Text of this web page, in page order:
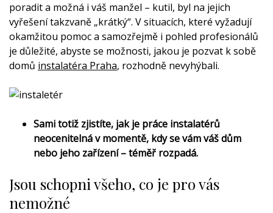
poradit a možná i váš manžel – kutil, byl na jejich
vyřešení takzvaně „krátký“. V situacích, které vyžadují
okamžitou pomoc a samozřejmě i pohled profesionálů
je důležité, abyste se možnosti, jakou je pozvat k sobě
domů instalatéra Praha, rozhodně nevyhýbali.
Sami totiž zjistíte, jak je práce instalatérů
neocenitelná v momentě, kdy se vám váš dům
nebo jeho zařízení – téměř rozpadá.
Jsou schopni všeho, co je pro vás
nemožné